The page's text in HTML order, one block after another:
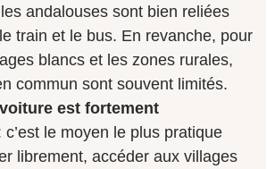
andalouses sont bien reliées
train et le bus. En revanche, pour
blancs et les zones rurales,
commun sont souvent limités.
est fortement
c’est le moyen le plus pratique
librement, accéder aux villages